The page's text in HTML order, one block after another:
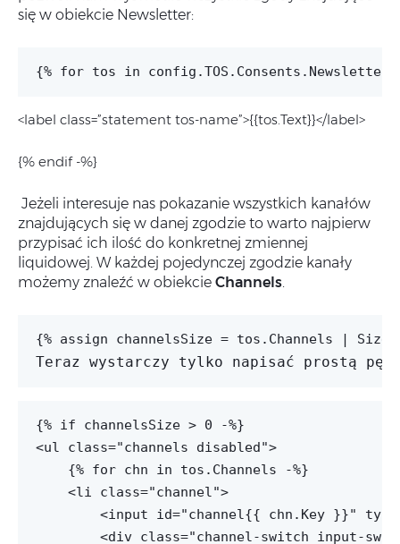
się w obiekcie Newsletter:
{% for tos in config.TOS.Consents.Newsletter
<label class=”statement tos-name”>{{tos.Text}}</label>
{% endif -%}
Jeżeli interesuje nas pokazanie wszystkich kanałów
znajdujących się w danej zgodzie to warto najpierw
przypisać ich ilość do konkretnej zmiennej
liquidowej. W każdej pojedynczej zgodzie kanały
możemy znaleźć w obiekcie Channels.
Teraz wystarczy tylko napisać prostą
{% if channelsSize > 0 -%}
<ul class="channels disabled">
    {% for chn in tos.Channels -%}
    <li class="channel">
<input id="channel{{ chn.Key }}"
<div class="channel-switch input-